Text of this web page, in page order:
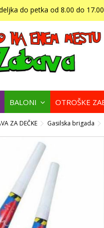
do petka od 8.00 do
BALONI OTROŠKE
ZA DEČKE Gasilska brigada